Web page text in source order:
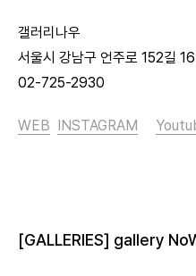
갤러리나우
서울시 강남구 언주로 152길
02-725-2930
WEB INSTAGRAM
[GALLERIES] gallery